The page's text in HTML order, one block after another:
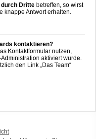
Dritte betreffen, so wirst
knappe Antwort erhalten.
kontaktieren?
Kontaktformular nutzen,
aktiviert wurde.
den Link „Das Team“